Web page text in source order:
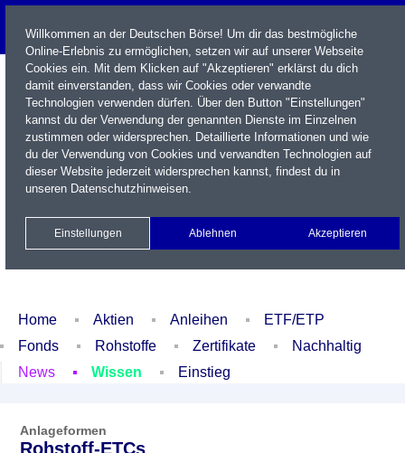
Name / WKN / ISIN / Kürzel
Newsletter Kontakt
Xetra Realtime
Watchlist Portfolio Login
Home Aktien Anleihen
ETF/ETP
Fonds
Rohstoffe Zertifikate
Nachhaltig
News
Wissen Einstieg
Anlageformen
Rohstoff-ETCs
Willkommen an der Deutschen Börse! Um dir das bestmögliche
Online-Erlebnis zu ermöglichen, setzen wir auf unserer Webseite
Cookies ein. Mit dem Klicken auf "Akzeptieren" erklärst du dich
damit einverstanden, dass wir Cookies oder verwandte
Technologien verwenden dürfen. Über den Button "Einstellungen"
kannst du der Verwendung der genannten Dienste im Einzelnen
zustimmen oder widersprechen. Detaillierte Informationen und wie
du der Verwendung von Cookies und verwandten Technologien auf
dieser Website jederzeit widersprechen kannst, findest du in
unseren Datenschutzhinweisen.
Einstellungen Ablehnen Akzeptieren